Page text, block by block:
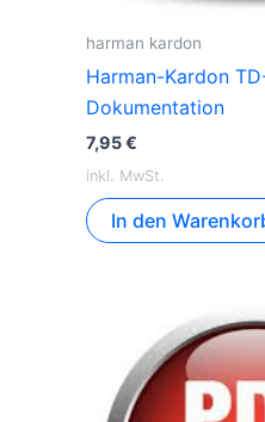
harman kardon
Harman-Kardon
Dokumentation
7,95€
inkl. MwSt.
In den